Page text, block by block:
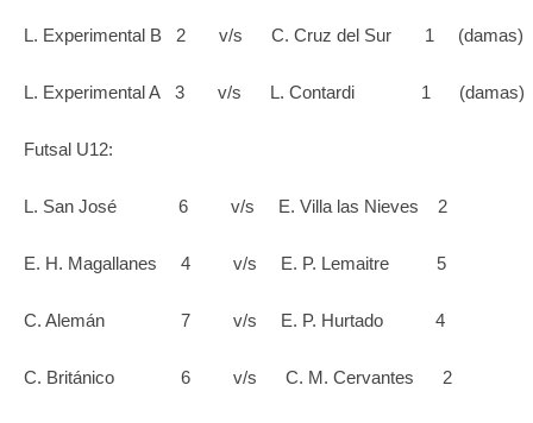
L. Experimental B 2 v/s C. Cruz del Sur 1 (damas)
L. Experimental A 3 v/s L. Contardi 1 (damas)
Futsal U12:
L. San José 6 v/s E. Villa las Nieves 2
E. H. Magallanes 4 v/s E. P. Lemaitre 5
C. Alemán 7 v/s E. P. Hurtado 4
C. Británico 6 v/s C. M. Cervantes 2